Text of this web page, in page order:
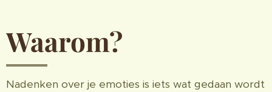
Waarom?
Nadenken over je emoties is iets wat gedaan wordt